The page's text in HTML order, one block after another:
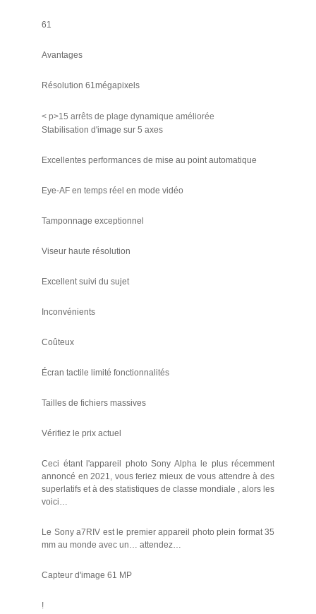
61
Avantages
Résolution 61mégapixels
< p>15 arrêts de plage dynamique améliorée
Stabilisation d'image sur 5 axes
Excellentes performances de mise au point automatique
Eye-AF en temps réel en mode vidéo
Tamponnage exceptionnel
Viseur haute résolution
Excellent suivi du sujet
Inconvénients
Coûteux
Écran tactile limité fonctionnalités
Tailles de fichiers massives
Vérifiez le prix actuel
Ceci étant l'appareil photo Sony Alpha le plus récemment
annoncé en 2021, vous feriez mieux de vous attendre à des
superlatifs et à des statistiques de classe mondiale , alors les
voici…
Le Sony a7RIV est le premier appareil photo plein format 35
mm au monde avec un… attendez…
Capteur d'image 61 MP
!